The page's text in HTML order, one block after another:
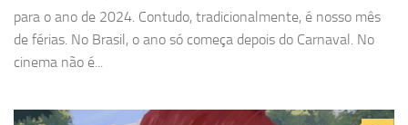
para o ano de 2024. Contudo, tradicionalmente, é nosso mês
de férias. No Brasil, o ano só começa depois do Carnaval. No
cinema não é...